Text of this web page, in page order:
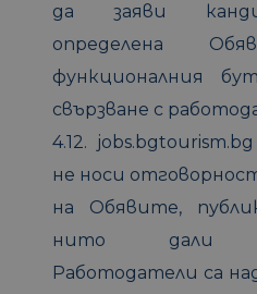
да заяви
определена
функционалния
свързване с
4.12.
не носи
на Обявите,
нито дали
Работодатели са